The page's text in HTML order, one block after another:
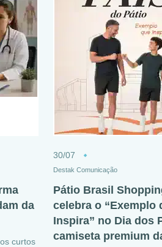
da
curtos
30/07
Destak Comunicação
Pátio Brasil
celebra o “Exemplo
Inspira” no Dia dos
camiseta premium